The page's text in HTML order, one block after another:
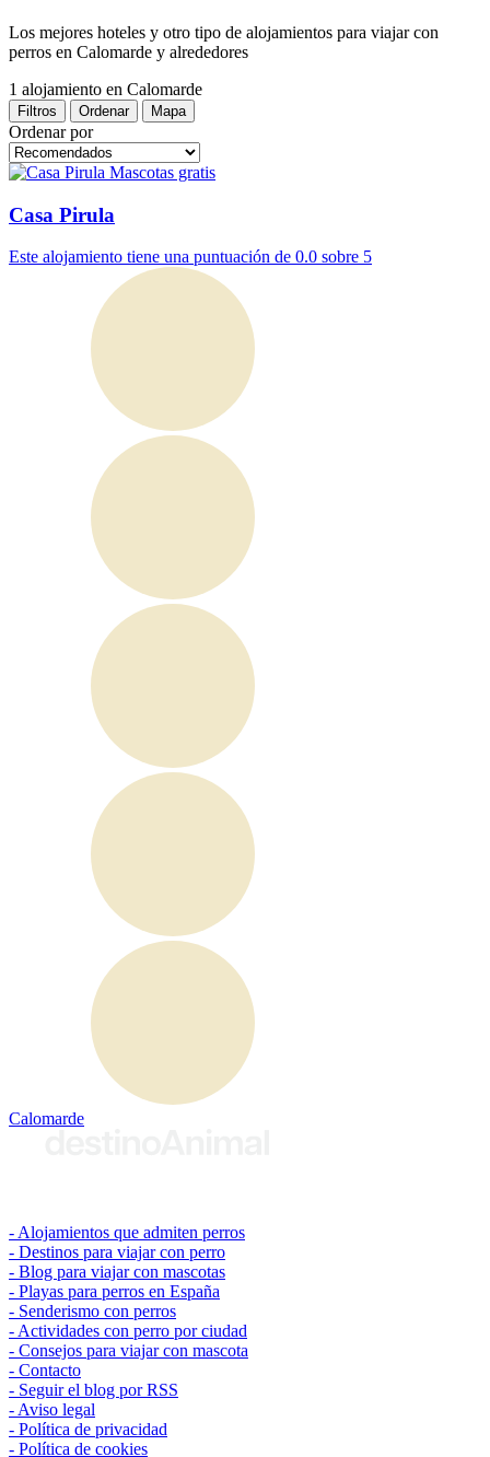
Los mejores hoteles y otro tipo de alojamientos para viajar con
perros en Calomarde y alrededores
1 alojamiento en Calomarde
Filtros Ordenar Mapa
Ordenar por
Mascotas gratis
Casa Pirula
Este alojamiento tiene una puntuación de 0.0 sobre 5
Calomarde
Alojamientos que admiten perros
Destinos para viajar con perro
Blog para viajar con mascotas
Playas para perros en España
Senderismo con perros
Actividades con perro por ciudad
Consejos para viajar con mascota
Contacto
Seguir el blog por RSS
Aviso legal
Política de privacidad
Política de cookies